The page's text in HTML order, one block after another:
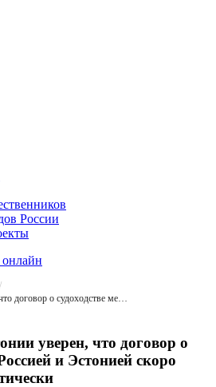
России
Посол России в Эстонии уверен, что договор о судоходстве между Россией и Эстонией скоро вступит в силу фактически
уверен, что договор о
и Эстонией скоро